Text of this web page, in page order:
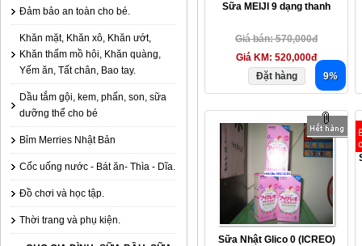
Đảm bảo an toàn cho bé.
Khăn mặt, Khăn xô, Khăn ướt,
Khăn thấm mồ hôi, Khăn quàng,
Yếm ăn, Tất chân, Bao tay.
Dầu tắm gội, kem, phấn, son, sữa
dưỡng thể cho bé
Bỉm Merries Nhật Bản
Cốc uống nước - Bát ăn- Thìa - Dĩa.
Đồ chơi và học tập.
Thời trang và phụ kiện.
Sữa MEIJI 9 dạng thanh
Giá bán:570,000đ
Giá KM: 520,000đ
9%
Đặt hàng
Sữa Nhật Glico 0 (ICREO)